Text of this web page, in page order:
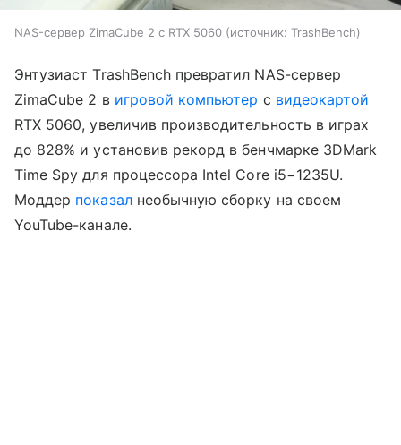
NAS-сервер ZimaCube 2 с RTX 5060 источник: TrashBench
Энтузиаст TrashBench превратил NAS-сервер
ZimaCube 2 в игровой компьютер с видеокартой
RTX 5060, увеличив производительность в играх
до 828% и установив рекорд в бенчмарке 3DMark
Time Spy для процессора Intel Core i5−1235U.
Моддер показалнеобычную сборку на своем
YouTube-канале.